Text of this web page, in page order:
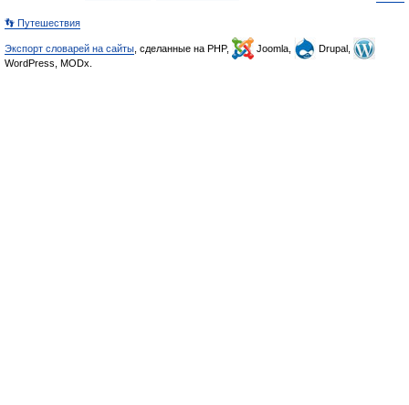
👣 Путешествия
Экспорт словарей на сайты , сделанные на PHP, Joomla,
Drupal,
WordPress, MODx.